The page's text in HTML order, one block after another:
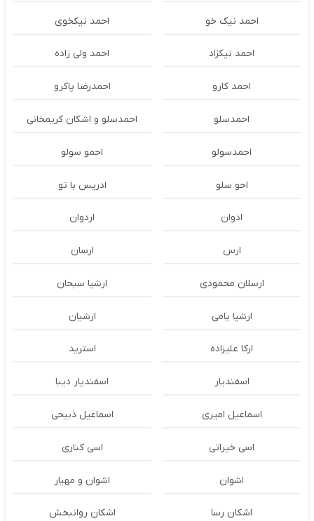
احمد نیک خو احمد نیکخوی
احمد نیکزاد احمد ولی زاده
احمد کارو احمدرضا پاکرو
احمدسلو احمدسلو و اشکان کریمخانی
احمدسولو احمو سولو
احو سلو ادریس با تو
ادوان اردوان
ارس ارسان
ارسلان محمودی ارشیا سبحان
ارشیا یامی ارشیان
ارکا علیزاده استرید
اسفندیار اسفندیار دیبا
اسماعیل امیری اسماعیل ذبیحی
اسی خیراتی اسی کناری
اشوان اشوان و مهیار
اشکان رسا اشکان روانبخش